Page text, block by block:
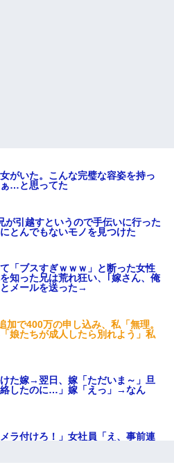
がいた。こんな完璧な容姿を持っ
…と思ってた
が引越すというので手伝いに行った
とんでもないモノを見つけた
「ブスすぎｗｗｗ」と断った女性
知った兄は荒れ狂い、｢嫁さん、俺
メールを送った→
で400万の申し込み、私「無理。
娘たちが成人したら別れよう」私
た嫁→翌日、嫁「ただいま～」旦
したのに…」嫁「えっ」→なん
ラ付けろ！」女社員「え、事前連